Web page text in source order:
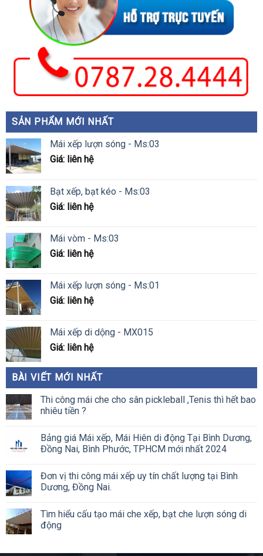
SẢN PHẨM MỚI NHẤT
Mái xếp lượn sóng - Ms:03
Giá: liên hệ
Bạt xếp, bạt kéo - Ms:03
Giá: liên hệ
Mái vòm - Ms:03
Giá: liên hệ
Mái xếp lượn sóng - Ms:01
Giá: liên hệ
Mái xếp di dộng - MX015
Giá: liên hệ
BÀI VIẾT MỚI NHẤT
Thi công mái che cho sân pickleball ,Tenis thì hết bao
nhiêu tiền ?
Bảng giá Mái xếp, Mái Hiên di động Tại Bình Dương,
Đồng Nai, Bình Phước, TPHCM mới nhất 2024
Đơn vị thi công mái xếp uy tín chất lượng tại Bình
Dương, Đồng Nai.
Tìm hiểu cấu tạo mái che xếp, bạt che lượn sóng di
động